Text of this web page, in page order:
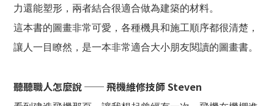
力還能塑形，兩者結合很適合做為建築的材料。
這本書的圖畫非常可愛，各種機具和施工順序都很清楚，
讓人一目瞭然，是一本非常適合大小朋友閱讀的圖畫書。
聽聽職人怎麼說 ── 飛機維修技師 Steven